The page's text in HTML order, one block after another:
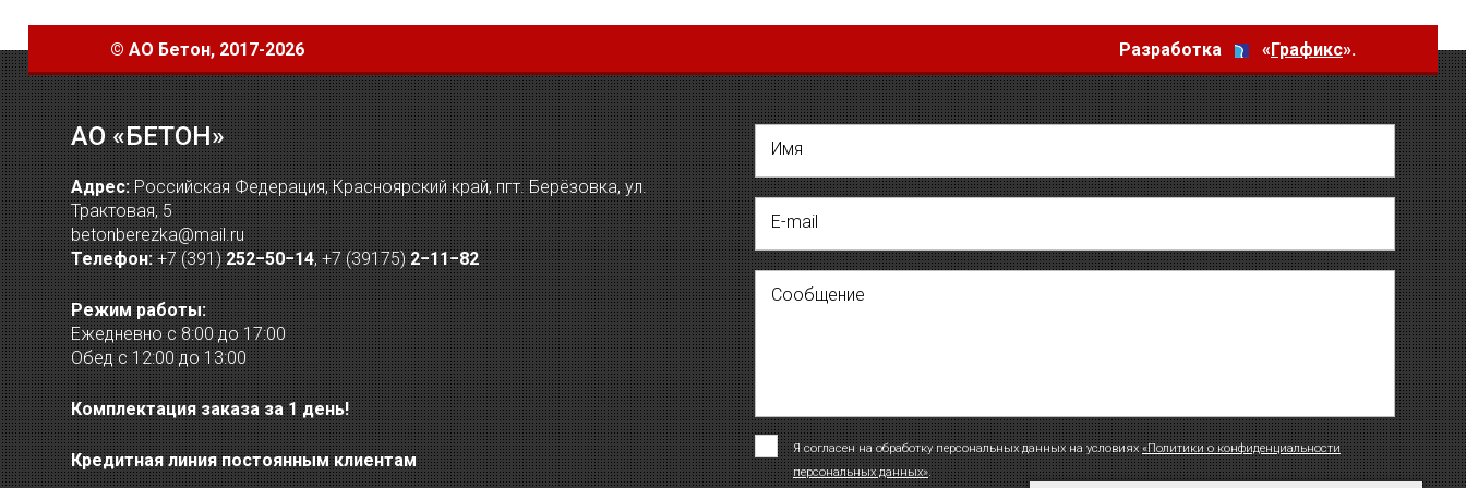
© АО Бетон, 2017-2026 Разработка «Графикс».
АО «БЕТОН»
Адрес:Российская Федерация, Красноярский край, пгт. Берёзовка, ул.
Трактовая, 5
betonberezka@mail.ru
Телефон: +7 (391)252−50−14,+7 (39175)2−11−82
Режим работы:
Ежедневно с 8:00 до 17:00
Обед с 12:00 до 13:00
Комплектация заказа за 1 день!
Кредитная линия постоянным клиентам
Имя
E-mail
Сообщение
Я согласен на обработку персональных данных на условиях«Политики о конфиденциальности
персональных данных».